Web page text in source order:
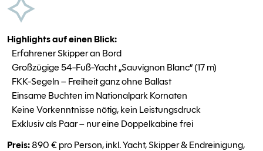
Highlights auf einen Blick:
Erfahrener Skipper an Bord
Großzügige 54-Fuß-Yacht „Sauvignon Blanc“ (17 m)
FKK-Segeln – Freiheit ganz ohne Ballast
Einsame Buchten im Nationalpark Kornaten
Keine Vorkenntnisse nötig, kein Leistungsdruck
Exklusiv als Paar – nur eine Doppelkabine frei
Preis: 890 € pro Person, inkl. Yacht, Skipper & Endreinigung,